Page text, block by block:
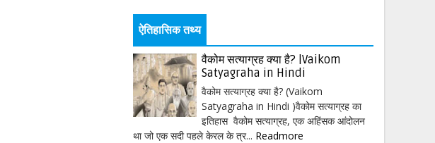
ऐतिहासिक तथ्य
वैकोम सत्याग्रह क्या है? |Vaikom
Satyagraha in Hindi
वैकोम सत्याग्रह क्या है? (Vaikom
Satyagraha in Hindi )वैकोम सत्याग्रह का
इतिहास वैकोम सत्याग्रह, एक अहिंसक आंदोलन
था जो एक सदी पहले केरल के त्र... Readmore